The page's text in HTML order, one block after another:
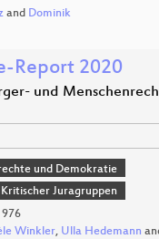
and Dominik
Report 2020
und
und Demokratie
Juragruppen
976
Winkler, Ulla Hedemann